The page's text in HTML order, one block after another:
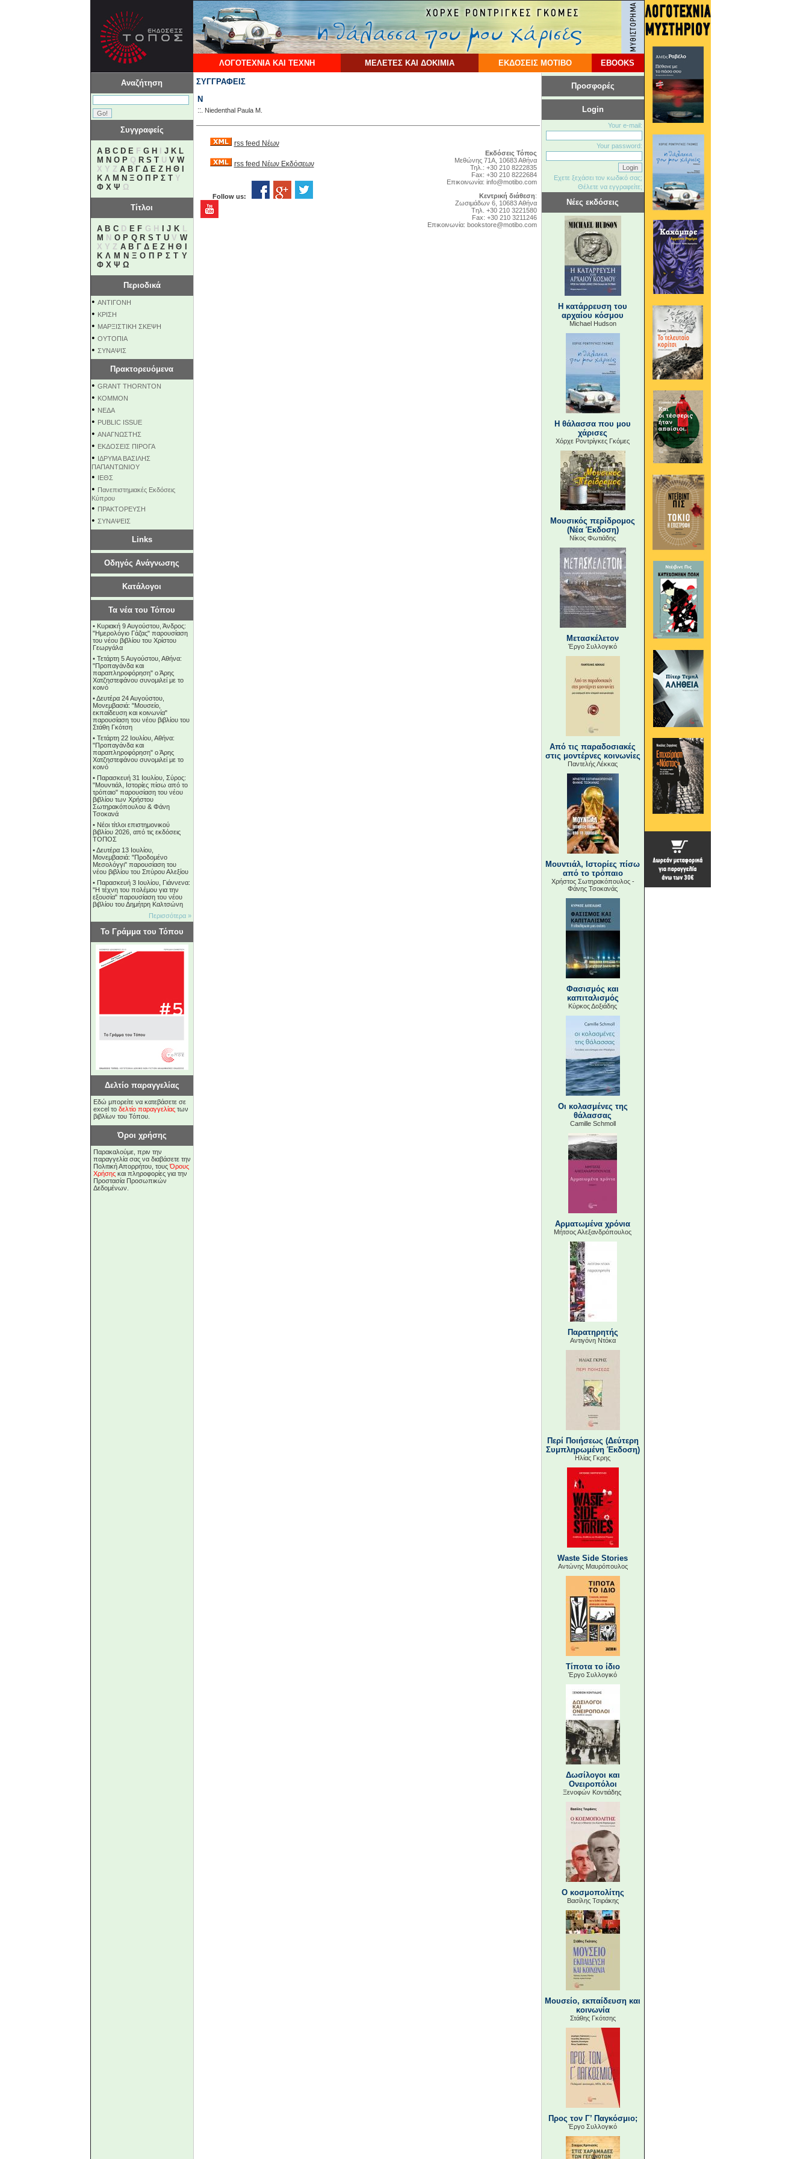
ΛΟΓΟΤΕΧΝΙΑ ΚΑΙ ΤΕΧΝΗ ΜΕΛΕΤΕΣ ΚΑΙ ΔΟΚΙΜΙΑ ΕΚΔΟΣΕΙΣ ΜΟΤΙΒΟ EBOOKS
Αναζήτηση
Συγγραφείς
A B C D EF G H J K L
M N O PQ R S TU V W
X Y Z Α Β Γ Δ Ε Ζ Η Θ
Κ Λ Μ Ν Ξ Ο Π Ρ Σ ΤΥ
Φ Χ Ψ Ω
Τίτλοι
A B CD E F G H J KL
M N O P Q R S T UV W
X Y Z Α Β Γ Δ Ε Ζ Η Θ
Κ Λ Μ Ν Ξ Ο Π Ρ Σ Τ Υ
Φ Χ Ψ Ω
Περιοδικά
• ΑΝΤΙΓΟΝΗ
• ΚΡΙΣΗ
• ΜΑΡΞΙΣΤΙΚΗ ΣΚΕΨΗ
• ΟΥΤΟΠΙΑ
• ΣΥΝΑΨΙΣ
Πρακτορευόμενα
• GRANT THORNTON
• KOMMON
• NEΔΑ
• PUBLIC ISSUE
• ΑΝΑΓΝΩΣΤΗΣ
• ΕΚΔΟΣΕΙΣ ΠΙΡΟΓΑ
• ΙΔΡΥΜΑ ΒΑΣΙΛΗΣ
ΠΑΠΑΝΤΩΝΙΟΥ
• ΙΕΘΣ
• Πανεπιστημιακές Εκδόσεις
Κύπρου
• ΠΡΑΚΤΟΡΕΥΣΗ
• ΣΥΝΑΨΕΙΣ
Links
Οδηγός Ανάγνωσης
Κατάλογοι
Τα νέα του Τόπου
• Κυριακή 9 Αυγούστου, Άνδρος:
"Ημερολόγιο Γάζας" παρουσίαση
του νέου βιβλίου του Χρίστου
Γεωργάλα
• Τετάρτη 5 Αυγούστου, Αθήνα:
"Προπαγάνδα και
παραπληροφόρηση" ο Άρης
Χατζηστεφάνου συνομιλεί με το
κοινό
•Δευτέρα 24 Αυγούστου,
Μονεμβασιά: "Μουσείο,
εκπαίδευση και κοινωνία"
παρουσίαση του νέου βιβλίου του
Στάθη Γκότση
• Τετάρτη 22 Ιουλίου, Αθήνα:
"Προπαγάνδα και
παραπληροφόρηση" ο Άρης
Χατζηστεφάνου συνομιλεί με το
κοινό
• Παρασκευή 31 Ιουλίου, Σύρος:
"Μουντιάλ, Ιστορίες πίσω από το
τρόπαιο" παρουσίαση του νέου
βιβλίου των Χρήστου
Σωτηρακόπουλου & Φάνη
Τσοκανά
• Νέοι τίτλοι επιστημονικού
βιβλίου 2026, από τις εκδόσεις
ΤΟΠΟΣ
•Δευτέρα 13 Ιουλίου,
Μονεμβασιά: "Προδομένο
Μεσολόγγι" παρουσίαση του
νέου βιβλίου του Σπύρου Αλεξίου
• Παρασκευή 3 Ιουλίου, Γιάννενα:
"Η τέχνη του πολέμου για την
εξουσία" παρουσίαση του νέου
βιβλίου του Δημήτρη Καλτσώνη
Περισσότερα »
Το Γράμμα του Τόπου
Δελτίο παραγγελίας
Εδώ μπορείτε να κατεβάσετε σε
excel το δελτίο παραγγελίαςτων
βιβλίων του Τόπου.
Όροι χρήσης
Παρακαλούμε, πριν την
παραγγελία σας να διαβάσετε την
Πολιτική Απορρήτου, τουςΌρους
Χρήσηςκαι πληροφορίες για την
Προστασία Προσωπικών
Δεδομένων.
ΣΥΓΓΡΑΦΕΙΣ
N
::. Niedenthal Paula M.
rss feed Νέων
rss feed Νέων Εκδόσεων
Follow us:
Εκδόσεις Τόπος
Μεθώνης 71Α, 10683 Αθήνα
Τηλ.: +30 210 8222835
Fax: +30 210 8222684
Επικοινωνία: info@motibo.com
Κεντρική διάθεση:
Zωσιμάδων 6, 10683 Αθήνα
Tηλ. +30 210 3221580
Fax: +30 210 3211246
Επικοινωνία: bookstore@motibo.com
Προσφορές
Login
Your e-mail:
Your password:
Εχετε ξεχάσει τον κωδικό σας;
Θέλετε να εγγραφείτε;
Νέες εκδόσεις
Η κατάρρευση του
αρχαίου κόσμου
Michael Hudson
Η θάλασσα που μου
χάρισες
Χόρχε Ροντρίγκες Γκόμες
Μουσικός περίδρομος
(Νέα Έκδοση)
Νίκος Φωτιάδης
Μετασκέλετον
Έργο Συλλογικό
Από τις παραδοσιακές
στις μοντέρνες κοινωνίες
Παντελής Λέκκας
Μουντιάλ, Ιστορίες πίσω
από το τρόπαιο
Χρήστος Σωτηρακόπουλος -
Φάνης Τσοκανάς
Φασισμός και
καπιταλισμός
Κύρκος Δοξιάδης
Οι κολασμένες της
θάλασσας
Camille Schmoll
Αρματωμένα χρόνια
Μήτσος Αλεξανδρόπουλος
Παρατηρητής
Αντιγόνη Ντόκα
Περί Ποιήσεως (Δεύτερη
Συμπληρωμένη Έκδοση)
Ηλίας Γκρης
Waste Side Stories
Αντώνης Μαυρόπουλος
Τίποτα το ίδιο
Έργο Συλλογικό
Δωσίλογοι και
Ονειροπόλοι
Ξενοφών Κοντιάδης
Ο κοσμοπολίτης
Βασίλης Τσιράκης
Μουσείο, εκπαίδευση και
κοινωνία
Στάθης Γκότσης
Προς τον Γ’ Παγκόσμιο;
Έργο Συλλογικό